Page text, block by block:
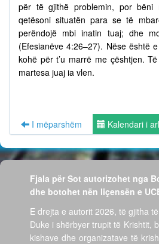
për të gjithë problemin, por bëni
qetësoni situatën para se të
perëndojë mbi inatin tuaj; dhe
(Efesianëve 4:26–27). Nëse është
kohë për t’u marrë me çështjen.
martesa juaj ia vlen.
I mëparshëm Kalendari i
Fjala për Sot autorizohet nga
dhe botohet nën liçensën e
E drejta e autorit 2026, të gjitha
Duke i shërbyer trupit të Krishtit,
kishave dhe organizatave të